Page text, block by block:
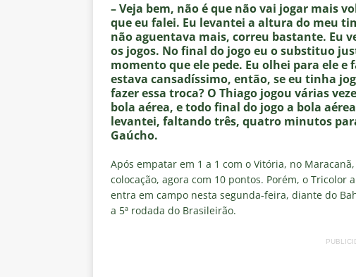
[ 7 de agosto de 2026 ] Botafogo x
clássico decisivo pelo Brasileirão
[ 7 de agosto de 2026 ]
Fluminense
real
NOTÍCIAS
[ 7 de agosto de 2026 ] Crise política no
sobre a “decomposição” das Torcidas
– Veja bem, não é que não vai jogar mais
que eu falei. Eu levantei a altura do meu
não aguentava mais, correu bastante. Eu
os jogos. No final do jogo eu o substituo
momento que ele pede. Eu olhei para ele
estava cansadíssimo, então, se eu tinha
fazer essa troca? O Thiago jogou várias
bola aérea, e todo final do jogo a bola
levantei, faltando três, quatro minutos
Gaúcho.
Após empatar em 1 a 1 com o Vitória, no
colocação, agora com 10 pontos. Porém, o
entra em campo nesta segunda-feira, diante do
a 5ª rodada do Brasileirão.